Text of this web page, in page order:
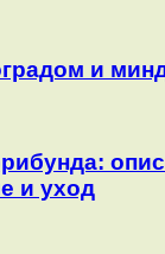
и
и уход